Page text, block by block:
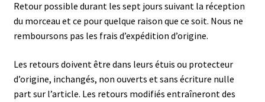
Retour possible durant les sept jours suivant la réception
du morceau et ce pour quelque raison que ce soit. Nous ne
remboursons pas les frais d’expédition d’origine.
Les retours doivent être dans leurs étuis ou protecteur
d’origine, inchangés, non ouverts et sans écriture nulle
part sur l’article. Les retours modifiés entraîneront des